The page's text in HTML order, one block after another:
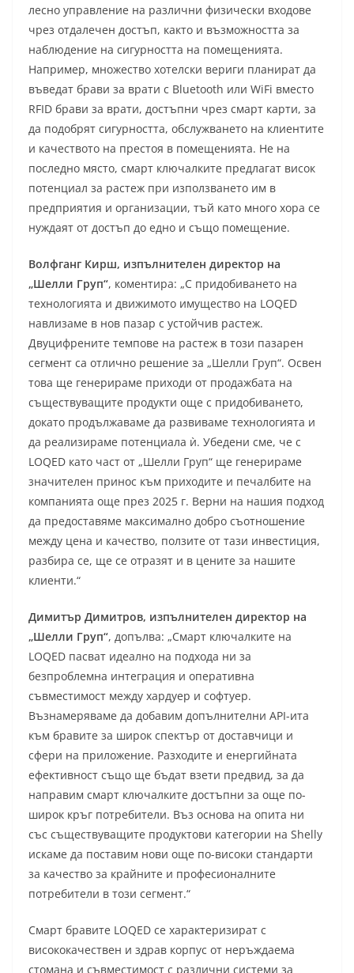
лесно управление на различни физически входове
чрез отдалечен достъп, както и възможността за
наблюдение на сигурността на помещенията.
Например, множество хотелски вериги планират да
въведат брави за врати с Bluetooth или WiFi вместо
RFID брави за врати, достъпни чрез смарт карти, за
да подобрят сигурността, обслужването на клиентите
и качеството на престоя в помещенията. Не на
последно място, смарт ключалките предлагат висок
потенциал за растеж при използването им в
предприятия и организации, тъй като много хора се
нуждаят от достъп до едно и също помещение.
Волфганг Кирш, изпълнителен директор на
„Шелли Груп“, коментира: „С придобиването на
технологията и движимото имущество на LOQED
навлизаме в нов пазар с устойчив растеж.
Двуцифрените темпове на растеж в този пазарен
сегмент са отлично решение за „Шелли Груп“. Освен
това ще генерираме приходи от продажбата на
съществуващите продукти още с придобиването,
докато продължаваме да развиваме технологията и
да реализираме потенциала ѝ. Убедени сме, че с
LOQED като част от „Шелли Груп“ ще генерираме
значителен принос към приходите и печалбите на
компанията още през 2025 г. Верни на нашия подход
да предоставяме максимално добро съотношение
между цена и качество, ползите от тази инвестиция,
разбира се, ще се отразят и в цените за нашите
клиенти.“
Димитър Димитров, изпълнителен директор на
„Шелли Груп“, допълва: „Смарт ключалките на
LOQED пасват идеално на подхода ни за
безпроблемна интеграция и оперативна
съвместимост между хардуер и софтуер.
Възнамеряваме да добавим допълнителни API-ита
към бравите за широк спектър от доставчици и
сфери на приложение. Разходите и енергийната
ефективност също ще бъдат взети предвид, за да
направим смарт ключалките достъпни за още по-
широк кръг потребители. Въз основа на опита ни
със съществуващите продуктови категории на Shelly
искаме да поставим нови още по-високи стандарти
за качество за крайните и професионалните
потребители в този сегмент.“
Смарт бравите LOQED се характеризират с
висококачествен и здрав корпус от неръждаема
стомана и съвместимост с различни системи за